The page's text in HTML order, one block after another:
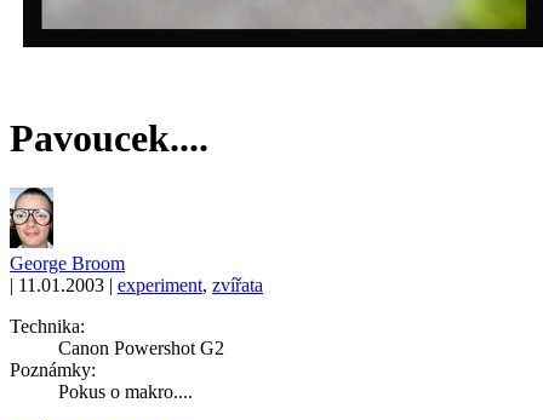
Pavoucek....
George Broom
| 11.01.2003 | experiment, zvířata
Technika:
Canon Powershot G2
Poznámky:
Pokus o makro....